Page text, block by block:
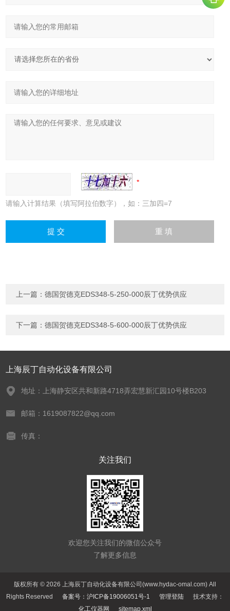
请输入计算结果（填写阿拉伯数字），如：三加四=7
上一篇：德国贺德克EDS348-5-250-000辰丁优势供应
下一篇：德国贺德克EDS348-5-600-000辰丁优势供应
上海辰丁自动化设备有限公司
地址：上海静安区共和新路4718弄宏慧新汇园10号楼B203
邮箱：1619087822@qq.com
传真：
关注我们
欢迎您关注我们的微信公众号
了解更多信息
版权所有 © 2026 上海辰丁自动化设备有限公司(www.hydac-omal.com) All
Rights Reserved 备案号：沪ICP备19006051号-1 管理登陆 技术支持：
化工仪器网
sitemap.xml